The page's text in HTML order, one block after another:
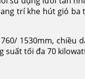
trí khe hút gió ba
1530mm, chiều
suất tối đa 70